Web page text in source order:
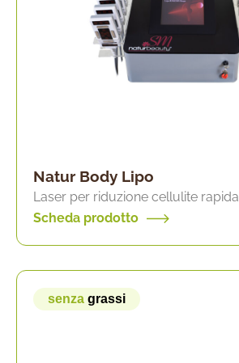
Natur Body Lipo
Laser per riduzione cellulite rapida
Scheda prodotto
senza grassi